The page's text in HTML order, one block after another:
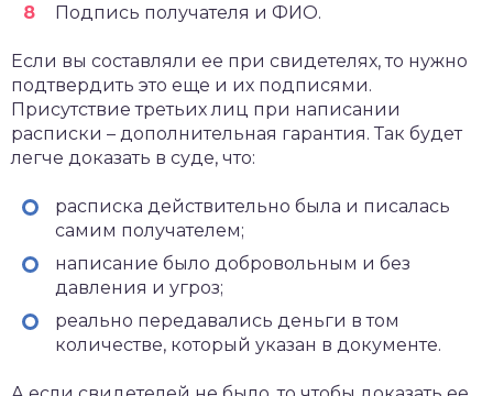
Подпись получателя и ФИО.
Если вы составляли ее при свидетелях, то нужно
подтвердить это еще и их подписями.
Присутствие третьих лиц при написании
расписки – дополнительная гарантия. Так будет
легче доказать в суде, что:
расписка действительно была и писалась
самим получателем;
написание было добровольным и без
давления и угроз;
реально передавались деньги в том
количестве, который указан в документе.